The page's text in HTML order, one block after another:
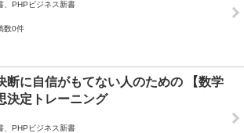
、PHPビジネス新書
数0件
断に自信がもてない人のための 【数学
決定トレーニング
、PHPビジネス新書